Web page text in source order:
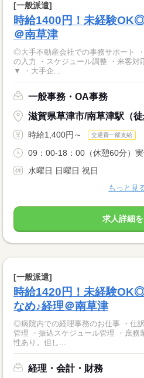
[一般派遣]
時給1400円！未経験
＠南草津
◎大手不動産会社での事務サポート ・契約書作成依頼 ・注文データ
の入力 ・スケジュール調整 ・来客対応 ▼こちらのお仕事以外に
▼ ・大手企...
一般事務・OA事務
滋賀県草津市/南草津駅（徒
時給1,400円～ 交通費一部支給
09：00-18：00（休憩60分）
水曜日 日曜日 祝日
もっと見
求人詳細
[一般派遣]
時給1420円！未経験
なめ♪経理＠南草津
◎病院内での経理事務のお仕事 ・仕訳入力 ・決算補助 ・売掛、買掛
管理 ・振込スケジュール管理 ・庶務業務 ※派遣から直接雇用
性あり。但し...
経理・会計・財務